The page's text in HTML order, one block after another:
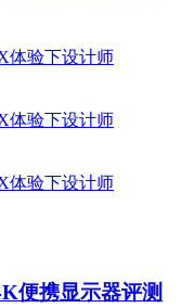
便携显示器评测